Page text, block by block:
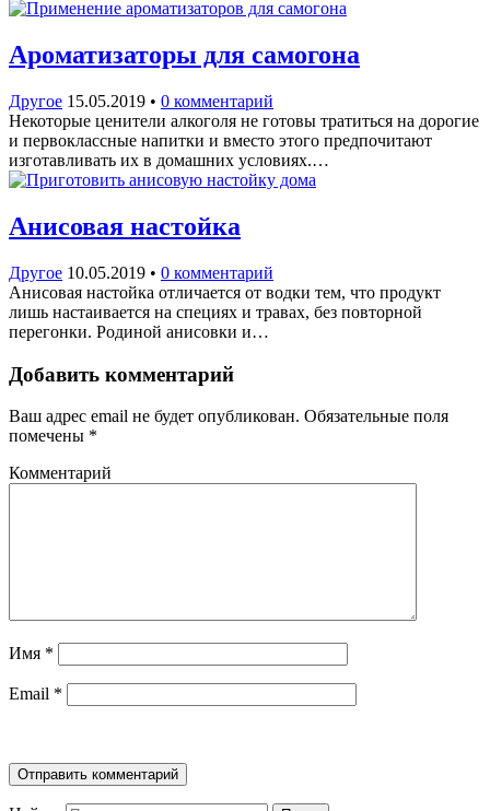
Ароматизаторы для самогона
Другое 15.05.2019 • 0 комментарий
Некоторые ценители алкоголя не готовы тратиться на дорогие
и первоклассные напитки и вместо этого предпочитают
изготавливать их в домашних условиях.…
Анисовая настойка
Другое 10.05.2019 • 0 комментарий
Анисовая настойка отличается от водки тем, что продукт
лишь настаивается на специях и травах, без повторной
перегонки. Родиной анисовки и…
Добавить комментарий
Ваш адрес email не будет опубликован. Обязательные поля
помечены *
Комментарий
Имя *
Email *